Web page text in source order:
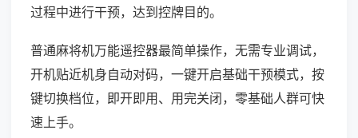
过程中进行干预，达到控牌目的。
普通麻将机万能遥控器最简单操作，无需专业调试，
开机贴近机身自动对码，一键开启基础干预模式，按
键切换档位，即开即用、用完关闭，零基础人群可快
速上手。